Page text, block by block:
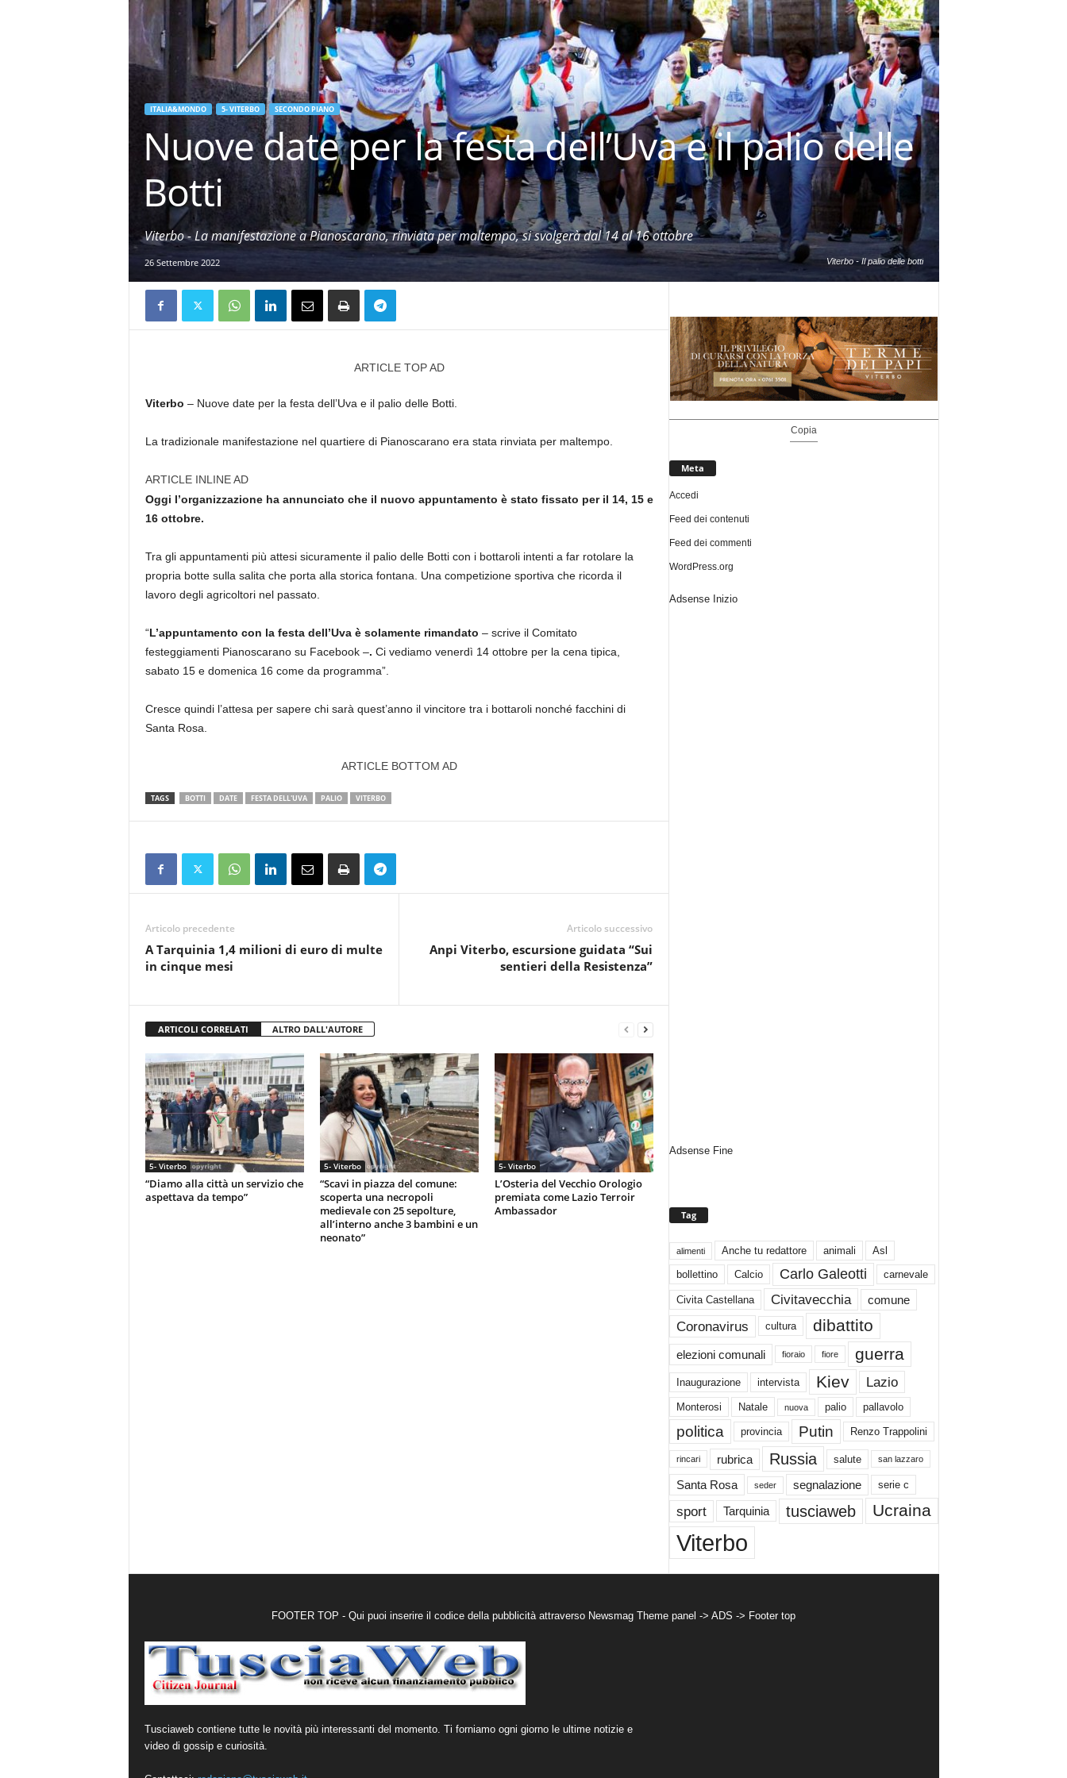
Viterbo - Il palio delle botti
ITALIA&MONDO 5- VITERBO SECONDO PIANO
Nuove date per la festa dell’Uva e il palio delle
Botti
Viterbo - La manifestazione a Pianoscarano, rinviata per maltempo, si svolgerà dal 14 al 16 ottobre
26 Settembre 2022
ARTICLE TOP AD
Viterbo – Nuove date per la festa dell’Uva e il palio delle Botti.
La tradizionale manifestazione nel quartiere di Pianoscarano era stata rinviata per maltempo.
ARTICLE INLINE AD
Oggi l’organizzazione ha annunciato che il nuovo appuntamento è stato fissato per il 14, 15 e
16 ottobre.
Tra gli appuntamenti più attesi sicuramente il palio delle Botti con i bottaroli intenti a far rotolare la
propria botte sulla salita che porta alla storica fontana. Una competizione sportiva che ricorda il
lavoro degli agricoltori nel passato.
“L’appuntamento con la festa dell’Uva è solamente rimandato – scrive il Comitato
festeggiamenti Pianoscarano su Facebook –. Ci vediamo venerdì 14 ottobre per la cena tipica,
sabato 15 e domenica 16 come da programma”.
Cresce quindi l’attesa per sapere chi sarà quest’anno il vincitore tra i bottaroli nonché facchini di
Santa Rosa.
ARTICLE BOTTOM AD
TAGS BOTTI DATE FESTA DELL'UVA PALIO VITERBO
Articolo precedente
A Tarquinia 1,4 milioni di euro di multe
in cinque mesi
Articolo successivo
Anpi Viterbo, escursione guidata “Sui
sentieri della Resistenza”
ARTICOLI CORRELATI ALTRO DALL'AUTORE
5- Viterbo
“Diamo alla città un servizio che
aspettava da tempo”
5- Viterbo
“Scavi in piazza del comune:
scoperta una necropoli
medievale con 25 sepolture,
all’interno anche 3 bambini e un
neonato”
5- Viterbo
L’Osteria del Vecchio Orologio
premiata come Lazio Terroir
Ambassador
Copia
Meta
Accedi
Feed dei contenuti
Feed dei commenti
WordPress.org
Adsense Inizio
Adsense Fine
Tag
alimenti Anche tu redattore animali
Asl
bollettino
Calcio Carlo Galeotti carnevale
Civita Castellana Civitavecchia comune
Coronavirus cultura dibattito
elezioni comunali fioraio fiore guerra
Inaugurazione intervista Kiev Lazio
Monterosi Natale nuova palio pallavolo
politica provincia Putin Renzo Trappolini
rincari rubrica Russia salute san lazzaro
Santa Rosa seder segnalazione serie c
sport Tarquinia tusciaweb Ucraina
Viterbo
FOOTER TOP - Qui puoi inserire il codice della pubblicità attraverso Newsmag Theme panel -> ADS -> Footer top
Tusciaweb contiene tutte le novità più interessanti del momento. Ti forniamo ogni giorno le ultime notizie e
video di gossip e curiosità.